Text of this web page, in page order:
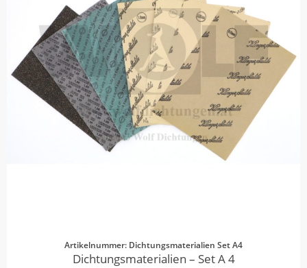
Artikelnummer: Dichtungsmaterialien Set A4
Dichtungsmaterialien – Set A 4